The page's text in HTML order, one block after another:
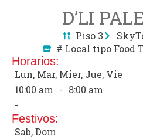
D’LI
Piso 3
# Local tipo Food
Horarios:
Lun, Mar, Mier, Jue, Vie
10:00 am - 8:00 am
-
Festivos:
Sab, Dom